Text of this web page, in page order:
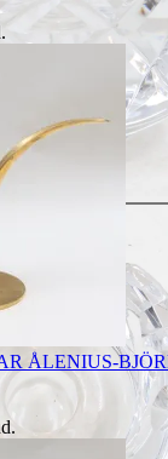
.
ÅLENIUS-
.